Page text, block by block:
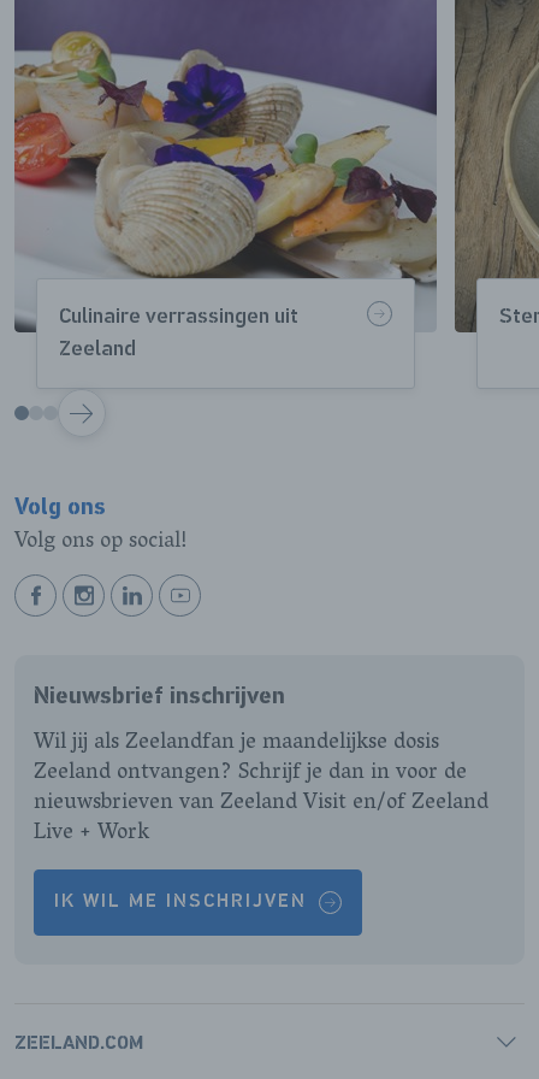
Culinaire verrassingen uit
Zeeland
VOLGENDE
Volg ons
Volg ons op social!
BEKIJK
PAGINA
BEKIJK
PAGINA
BEKIJK
PAGINA
BEKIJK
PAGINA
Nieuwsbrief inschrijven
Wil jij als Zeelandfan je maandelijkse dosis
Zeeland ontvangen? Schrijf je dan in voor de
nieuwsbrieven van Zeeland Visit en/of Zeeland
Live + Work
IK WIL ME INSCHRIJVEN
ZEELAND.COM